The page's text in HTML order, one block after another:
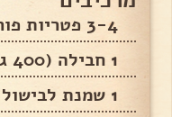
3-4 פטריות פורטבלו טריות פרוסות
1 חבילה (400 גרם) פסטה פוזילי
1 שמנת לבישול